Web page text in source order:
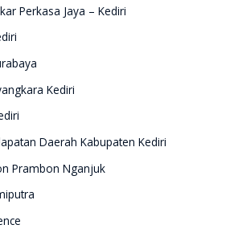
Perkasa Jaya – Kediri
Kediri
Daerah Kabupaten Kediri
Prambon Nganjuk